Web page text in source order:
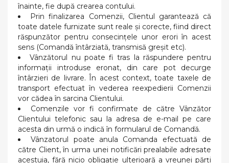
înainte, fie după crearea contului.
Prin finalizarea Comenzii, Clientul garantează că
toate datele furnizate sunt reale și corecte, fiind direct
răspunzător pentru consecințele unor erori în acest
sens (Comandă întârziată, transmisă greșit etc).
Vânzătorul nu poate fi tras la răspundere pentru
informații introduse eronat, din care pot decurge
întârzieri de livrare. În acest context, toate taxele de
transport efectuat în vederea reexpedierii Comenzii
vor cădea în sarcina Clientului.
Comenzile vor fi confirmate de către Vânzător
Clientului telefonic sau la adresa de e-mail pe care
acesta din urmă o indică în formularul de Comandă.
Vânzatorul poate anula Comanda efectuată de
către Client, în urma unei notificări prealabile adresate
acestuia, fără nicio obligație ulterioară a vreunei părți